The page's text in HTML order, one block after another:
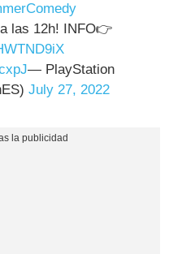
las 12h! INFO👉
— PlayStation
July 27, 2022